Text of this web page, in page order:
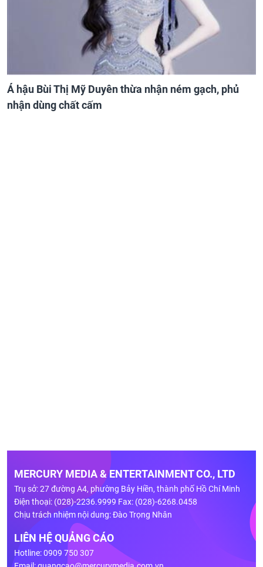
Á hậu Bùi Thị Mỹ Duyên thừa nhận ném gạch, phủ
nhận dùng chất cấm
MERCURY MEDIA & ENTERTAINMENT CO., LTD
Trụ sở: 27 đường A4, phường Bảy Hiền, thành phố Hồ Chí Minh
Điện thoại: (028)-2236.9999 Fax: (028)-6268.0458
Chịu trách nhiệm nội dung: Đào Trọng Nhân
LIÊN HỆ QUẢNG CÁO
Hotline: 0909 750 307